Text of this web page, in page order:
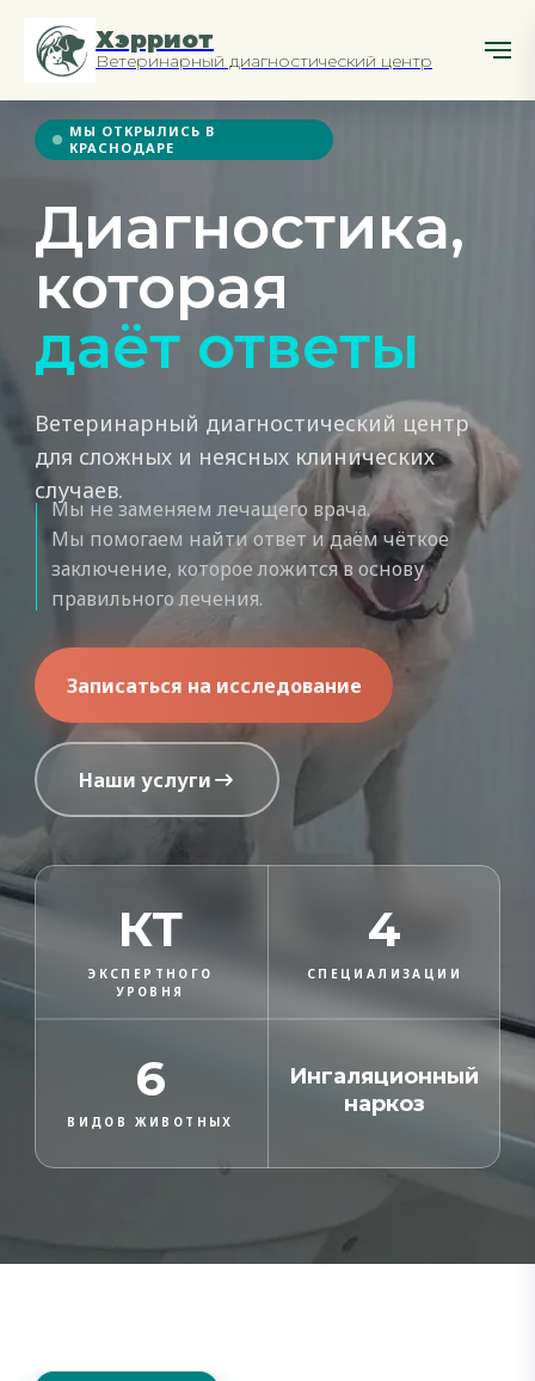
Хэрриот
Ветеринарный диагностический центр
МЫ ОТКРЫЛИСЬ В
КРАСНОДАРЕ
Диагностика,
которая
даёт ответы
Мы не заменяем лечащего врача.
Мы помогаем найти ответ и даём чёткое
заключение, которое ложится в основу
правильного лечения.
Ветеринарный диагностический центр
для сложных и неясных клинических
случаев.
Наши услуги
Записаться на исследование
Ингаляционный
наркоз
ВИДОВ ЖИВОТНЫХ
6
СПЕЦИАЛИЗАЦИИ
4
ЭКСПЕРТНОГО
УРОВНЯ
КТ